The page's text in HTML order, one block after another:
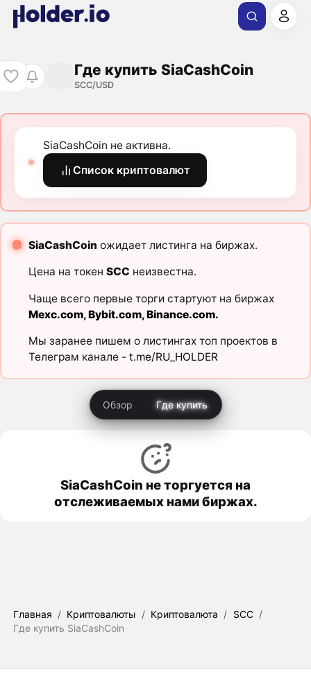
Где купить SiaCashCoin
SCC/USD
SiaCashCoin не активна.
Список криптовалют
SiaCashCoin ожидает листинга на биржах.
Цена на токен SCC неизвестна.
Чаще всего первые торги стартуют на биржах
Mexc.com,Bybit.com,Binance.com.
Мы заранее пишем о листингах топ проектов в
Телеграм канале - t.me/RU_HOLDER
Обзор Где купить
SiaCashCoin не торгуется на
отслеживаемых нами биржах.
Главная / Криптовалюты / Криптовалюта / SCC /
Где купить SiaCashCoin